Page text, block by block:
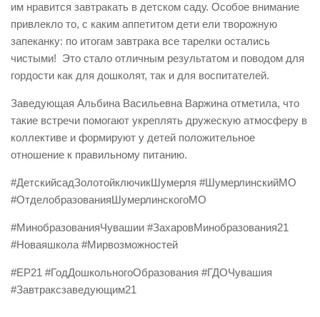
им нравится завтракать в детском саду. Особое внимание
привлекло то, с каким аппетитом дети ели творожную
запеканку: по итогам завтрака все тарелки остались
чистыми! Это стало отличным результатом и поводом для
гордости как для дошколят, так и для воспитателей.
Заведующая Альбина Васильевна Варжина отметила, что
такие встречи помогают укреплять дружескую атмосферу в
коллективе и формируют у детей положительное
отношение к правильному питанию.
#ДетскийсадЗолотойключикШумерля #ШумерлинскийМО
#ОтделобразованияШумерлинскогоМО
#МинобразованияЧувашии #ЗахаровМинобразования21
#Новаяшкола #Мирвозможностей
#ЕР21 #ГодДошкольногоОбразования #ГДОЧувашия
#Завтраксзаведующим21